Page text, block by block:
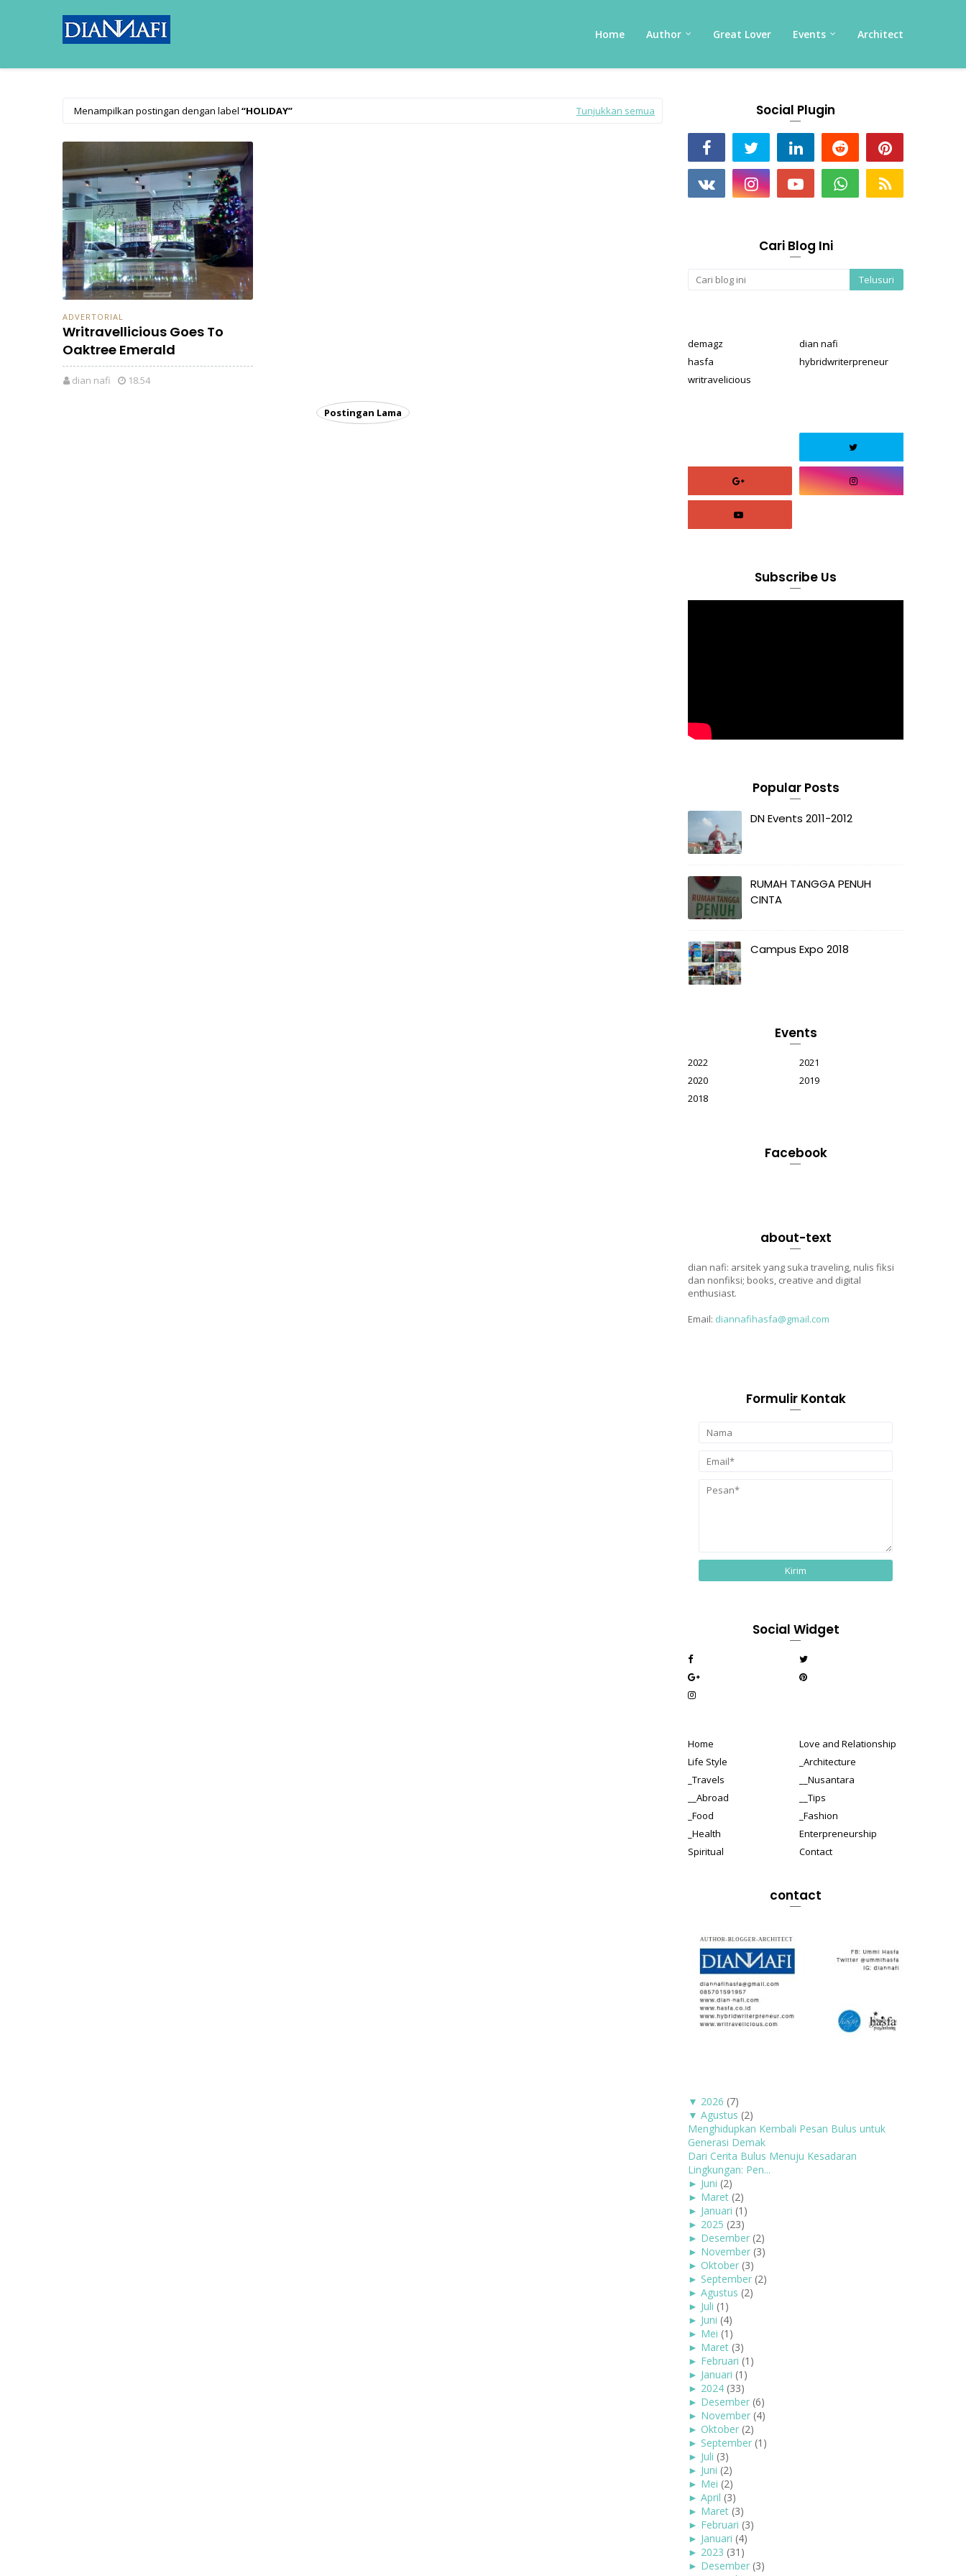
Home Author Great Lover Events Architect
Menampilkan postingan dengan label HOLIDAY Tunjukkan semua
ADVERTORIAL
Writravellicious Goes To
Oaktree Emerald
dian nafi 18.54
Postingan Lama
Social Plugin
Cari Blog Ini
demagz
dian nafi
hasfa
hybridwriterpreneur
writravelicious
Subscribe Us
Popular Posts
DN Events 2011-2012
RUMAH TANGGA PENUH
CINTA
Campus Expo 2018
Events
2022
2021
2020
2019
2018
Facebook
about-text
dian nafi: arsitek yang suka traveling, nulis fiksi
dan nonfiksi; books, creative and digital
enthusiast.
Email: diannafihasfa@gmail.com
Formulir Kontak
Social Widget
Home
Love and Relationship
Life Style
_Architecture
_Travels
__Nusantara
__Abroad
__Tips
_Food
_Fashion
_Health
Enterpreneurship
Spiritual
Contact
contact
▼ 2026 (7)
▼ Agustus (2)
Menghidupkan Kembali Pesan Bulus untuk
Generasi Demak
Dari Cerita Bulus Menuju Kesadaran
Lingkungan: Pen...
► Juni (2)
► Maret (2)
► Januari (1)
► 2025 (23)
► Desember (2)
► November (3)
► Oktober (3)
► September (2)
► Agustus (2)
► Juli (1)
► Juni (4)
► Mei (1)
► Maret (3)
► Februari (1)
► Januari (1)
► 2024 (33)
► Desember (6)
► November (4)
► Oktober (2)
► September (1)
► Juli (3)
► Juni (2)
► Mei (2)
► April (3)
► Maret (3)
► Februari (3)
► Januari (4)
► 2023 (31)
► Desember (3)